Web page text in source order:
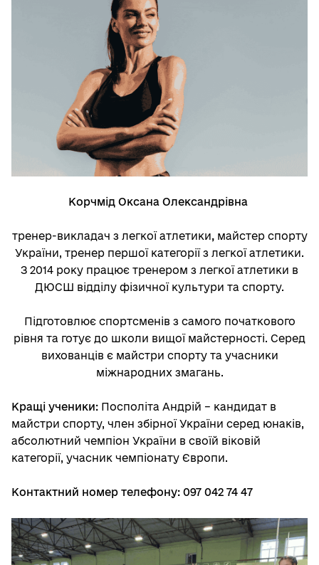
Корчмід Оксана Олександрівна
тренер-викладач з легкої атлетики, майстер спорту
України, тренер першої категорії з легкої атлетики.
З 2014 року працює тренером з легкої атлетики в
ДЮСШ відділу фізичної культури та спорту.
Підготовлює спортсменів з самого початкового
рівня та готує до школи вищої майстерності. Серед
вихованців є майстри спорту та учасники
міжнародних змагань.
Кращі ученики: Посполіта Андрій – кандидат в
майстри спорту, член збірної України серед юнаків,
абсолютний чемпіон України в своїй віковій
категорії, учасник чемпіонату Європи.
Контактний номер телефону: 097 042 74 47